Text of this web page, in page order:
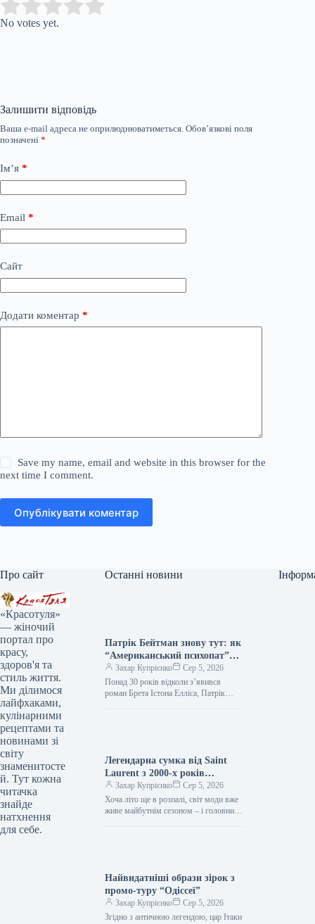
Rate this item:
No votes yet.
Залишити відповідь
Ваша e-mail адреса не оприлюднюватиметься. Обов’язкові поля
позначені *
Ім’я *
Email *
Сайт
Додати коментар *
Save my name, email and website in this browser for the
next time I comment.
Опублікувати коментар
Про сайт
«Красотуля»
— жіночий
портал про
красу,
здоров'я та
стиль життя.
Ми ділимося
лайфхаками,
кулінарними
рецептами та
новинами зі
світу
знаменитосте
й. Тут кожна
читачка
знайде
натхнення
для себе.
Останні новини
Патрік Бейтман знову тут: як
“Американський психопат”
продовжує впливати на стиль
Захар Купрієнко
Сер 5, 2026
Понад 30 років відколи з’явився
роман Брета Істона Елліса, Патрік
Легендарна сумка від Saint
Laurent з 2000-х років
повертається — і претендує на
звання головного аксесуара
осені 2026 року.
Захар Купрієнко
Сер 5, 2026
Хоча літо ще в розпалі, світ моди вже
живе майбутнім сезоном – і головний
Найвидатніші образи зірок з
промо-туру “Одіссеї”
Захар Купрієнко
Сер 5, 2026
Згідно з античною легендою, цар Ітаки